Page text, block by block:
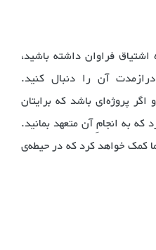
اشتیاق فراوان داشته باشید،
آن را دنبال کنید.
پروژه‌ای باشد که برایتان
که به انجامِ آن متعهد بمانید.
کمک خواهد کرد که در حیطه‌ی